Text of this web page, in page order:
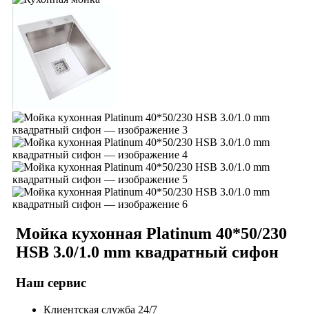
Мойка кухонная Platinum 40*50/230
HSB 3.0/1.0 mm квадратный сифон
Наш сервис
Клиентская служба 24/7